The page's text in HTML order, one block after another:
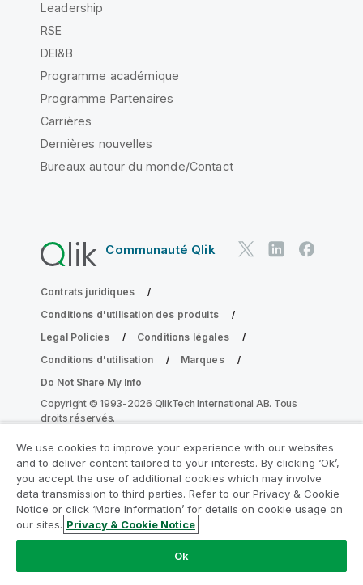
Leadership
RSE
DEI&B
Programme académique
Programme Partenaires
Carrières
Dernières nouvelles
Bureaux autour du monde/Contact
Communauté Qlik
Contrats juridiques
Conditions d'utilisation des produits
Legal Policies
Conditions légales
Conditions d'utilisation
Marques
Do Not Share My Info
Copyright © 1993-2026 QlikTech International AB. Tous
droits réservés.
Rejoignez le Programme de
modernisation analytique
Modernisez votre système sans compromettre vos
précieuses applications QlikView grâce au Programme
de modernisation analytique.
We use cookies to improve your experience with our websites
and to deliver content tailored to your interests. By clicking ‘Ok’,
you accept the use of additional cookies which may involve
data transmission to third parties. Refer to our Privacy & Cookie
Notice or click ‘More Information’ for details on cookie usage on
our sites. Privacy & Cookie Notice
Ok